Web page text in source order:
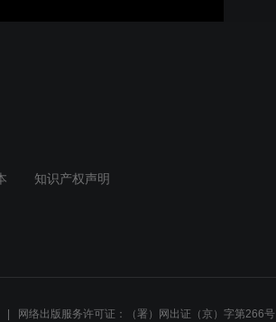
知识产权声明
网络出版服务许可证：（署）网出证（京）字第266号